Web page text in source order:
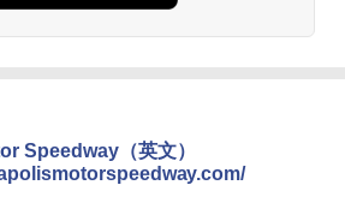
Speedway（英文）